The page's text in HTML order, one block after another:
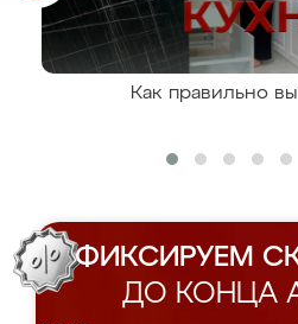
Как правильно
ФИКСИРУЕМ
ДО КОНЦА